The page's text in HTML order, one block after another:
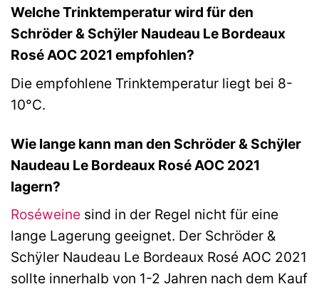
Welche Trinktemperatur wird für den
Schröder & Schÿler Naudeau Le Bordeaux
Rosé AOC 2021 empfohlen?
Die empfohlene Trinktemperatur liegt bei 8-
10°C.
Wie lange kann man den Schröder & Schÿler
Naudeau Le Bordeaux Rosé AOC 2021
lagern?
Roséweine sind in der Regel nicht für eine
lange Lagerung geeignet. Der Schröder &
Schÿler Naudeau Le Bordeaux Rosé AOC 2021
sollte innerhalb von 1-2 Jahren nach dem Kauf